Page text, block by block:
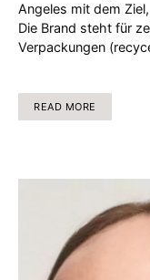
Angeles mit dem
Die Brand steht für
Verpackungen
READ MORE